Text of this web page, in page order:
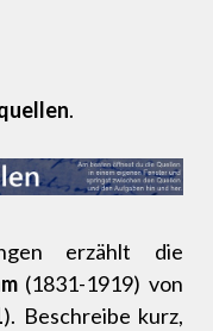
.
erzählt die
(1831-1919) von
). Beschreibe kurz,